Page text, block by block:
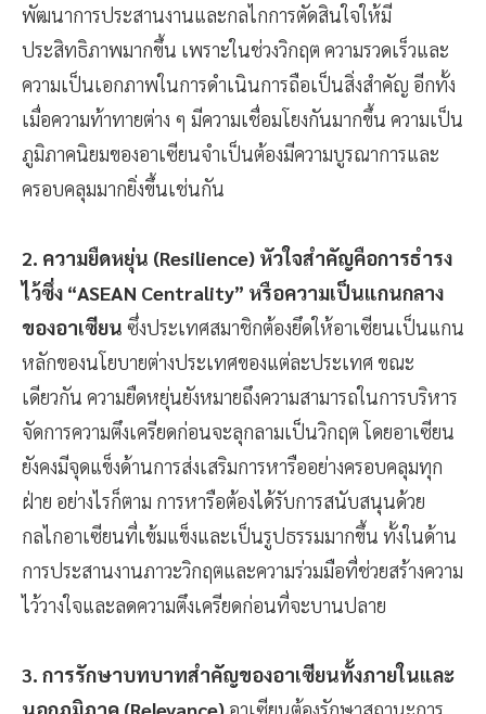
พัฒนาการประสานงานและกลไกการตัดสินใจให้มี
ประสิทธิภาพมากขึ้น เพราะในช่วงวิกฤต ความรวดเร็วและ
ความเป็นเอกภาพในการดำเนินการถือเป็นสิ่งสำคัญ อีกทั้ง
เมื่อความท้าทายต่าง ๆ มีความเชื่อมโยงกันมากขึ้น ความเป็น
ภูมิภาคนิยมของอาเซียนจำเป็นต้องมีความบูรณาการและ
ครอบคลุมมากยิ่งขึ้นเช่นกัน
2. ความยืดหยุ่น (Resilience) หัวใจสำคัญคือการธำรง
ไว้ซึ่ง “ASEAN Centrality” หรือความเป็นแกนกลาง
ของอาเซียน ซึ่งประเทศสมาชิกต้องยึดให้อาเซียนเป็นแกน
หลักของนโยบายต่างประเทศของแต่ละประเทศ ขณะ
เดียวกัน ความยืดหยุ่นยังหมายถึงความสามารถในการบริหาร
จัดการความตึงเครียดก่อนจะลุกลามเป็นวิกฤต โดยอาเซียน
ยังคงมีจุดแข็งด้านการส่งเสริมการหารืออย่างครอบคลุมทุก
ฝ่าย อย่างไรก็ตาม การหารือต้องได้รับการสนับสนุนด้วย
กลไกอาเซียนที่เข้มแข็งและเป็นรูปธรรมมากขึ้น ทั้งในด้าน
การประสานงานภาวะวิกฤตและความร่วมมือที่ช่วยสร้างความ
ไว้วางใจและลดความตึงเครียดก่อนที่จะบานปลาย
3. การรักษาบทบาทสำคัญของอาเซียนทั้งภายในและ